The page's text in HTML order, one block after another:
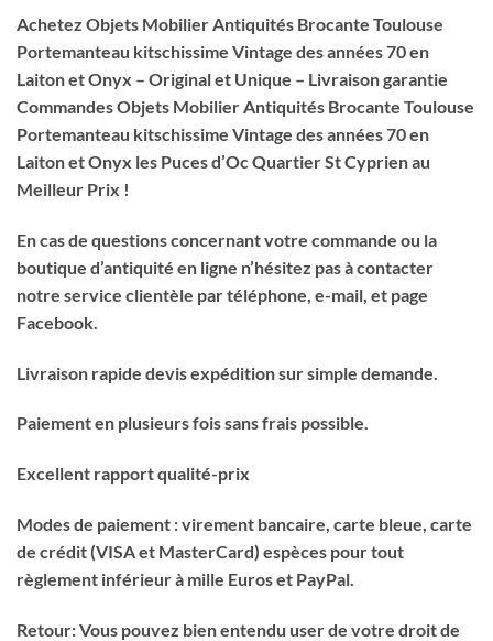
Achetez Objets Mobilier Antiquités Brocante Toulouse
Portemanteau kitschissime Vintage des années 70 en
Laiton et Onyx – Original et Unique – Livraison garantie
Commandes Objets Mobilier Antiquités Brocante Toulouse
Portemanteau kitschissime Vintage des années 70 en
Laiton et Onyx les Puces d’Oc Quartier St Cyprien au
Meilleur Prix !
En cas de questions concernant votre commande ou la
boutique d’antiquité en ligne n’hésitez pas à contacter
notre service clientèle par téléphone, e-mail, et page
Facebook.
Livraison rapide devis expédition sur simple demande.
Paiement en plusieurs fois sans frais possible.
Excellent rapport qualité-prix
Modes de paiement : virement bancaire, carte bleue, carte
de crédit (VISA et MasterCard) espèces pour tout
règlement inférieur à mille Euros et PayPal.
Retour: Vous pouvez bien entendu user de votre droit de